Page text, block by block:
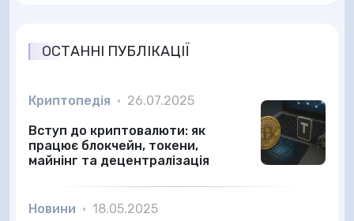
ОСТАННІ ПУБЛІКАЦІЇ
Криптопедія • 26.07.2025
Вступ до криптовалюти: як
працює блокчейн, токени,
майнінг та децентралізація
Новини • 18.05.2025